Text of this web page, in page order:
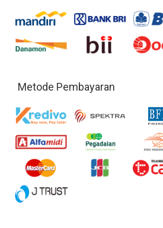
Metode Pembayaran